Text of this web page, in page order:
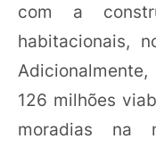
com a
habitacionais,
126 milhões
moradias na